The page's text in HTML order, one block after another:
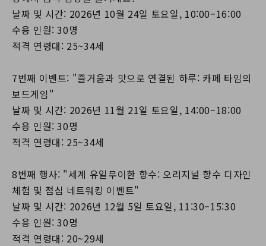
날짜 및 시간: 2026년 10월 24일 토요일, 10:00–16:00
수용 인원: 30명
적격 연령대: 25~34세
7번째 이벤트: "즐거움과 맛으로 연결된 하루: 카페 타임의
보드게임"
날짜 및 시간: 2026년 11월 21일 토요일, 14:00–18:00
수용 인원: 30명
적격 연령대: 25~34세
8번째 행사: "세계 유일무이한 향수: 오리지널 향수 디자인
체험 및 점심 네트워킹 이벤트"
날짜 및 시간: 2026년 12월 5일 토요일, 11:30–15:30
수용 인원: 30명
적격 연령대: 20~29세